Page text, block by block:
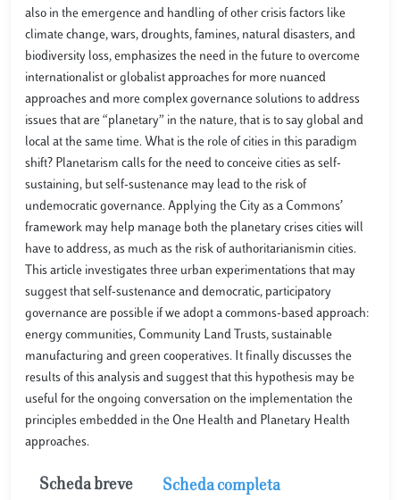
also in the emergence and handling of other crisis factors like
climate change, wars, droughts, famines, natural disasters, and
biodiversity loss, emphasizes the need in the future to overcome
internationalist or globalist approaches for more nuanced
approaches and more complex governance solutions to address
issues that are “planetary” in the nature, that is to say global and
local at the same time. What is the role of cities in this paradigm
shift? Planetarism calls for the need to conceive cities as self-
sustaining, but self-sustenance may lead to the risk of
undemocratic governance. Applying the City as a Commons’
framework may help manage both the planetary crises cities will
have to address, as much as the risk of authoritarianismin cities.
This article investigates three urban experimentations that may
suggest that self-sustenance and democratic, participatory
governance are possible if we adopt a commons-based approach:
energy communities, Community Land Trusts, sustainable
manufacturing and green cooperatives. It finally discusses the
results of this analysis and suggest that this hypothesis may be
useful for the ongoing conversation on the implementation the
principles embedded in the One Health and Planetary Health
approaches.
Scheda breve Scheda completa